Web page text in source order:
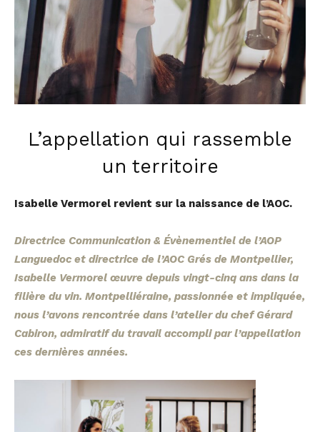
L’appellation qui rassemble
un territoire
Isabelle Vermorel revient sur la naissance de l’AOC.
Directrice Communication & Évènementiel de l’AOP
Languedoc et directrice de l’AOC Grés de Montpellier,
Isabelle Vermorel œuvre depuis vingt-cinq ans dans la
filière du vin. Montpelliéraine, passionnée et impliquée,
nous l’avons rencontrée dans l’atelier du chef Gérard
Cabiron, admiratif du travail accompli par l’appellation
ces dernières années.